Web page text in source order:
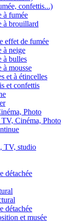
confettis...)
à fumée
à brouillard
effet de fumée
à neige
à bulles
mousse
et à étincelles
et confettis
Photo
Cinéma, Photo
TV, studio
détachée
détachée
et musée